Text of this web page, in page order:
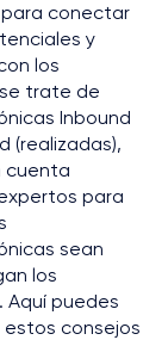
conectar
y
los
trate de
Inbound
(realizadas),
cuenta
para
sean
los
puedes
consejos